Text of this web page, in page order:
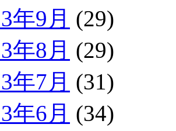
年9月 (29)
年8月 (29)
年7月 (31)
年6月 (34)